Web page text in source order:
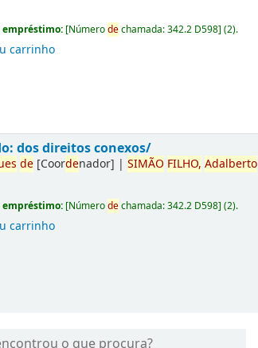
[Númerodechamada:342.2 D598](2).
carrinho
dos direitos conexos/
de [Coordenador] |SIMÃO FILHO, Adalberto
[Númerodechamada:342.2 D598](2).
carrinho